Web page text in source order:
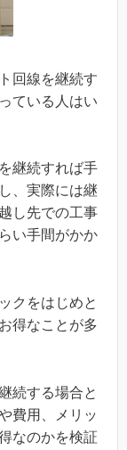
回線を継続す
ている人はい
継続すれば手
、実際には継
し先での工事
い手間がかか
クをはじめと
得なことが多
続する場合と
費用、メリッ
なのかを検証